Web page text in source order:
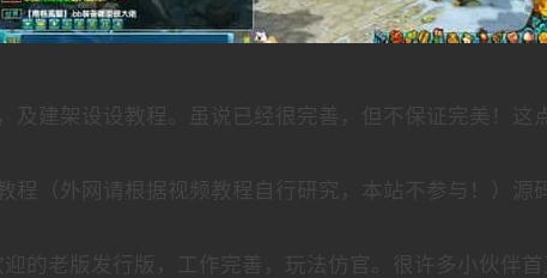
及建架设设教程。虽说已经很完善，但不保证完美！
程（外网请根据视频教程自行研究，本站不参与！）
的老版发行版，工作完善，玩法仿官。很许多小伙伴